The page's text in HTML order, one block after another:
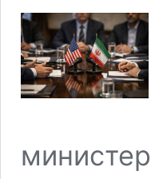
министер